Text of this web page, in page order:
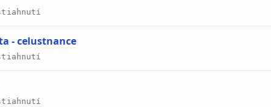
- celustnance